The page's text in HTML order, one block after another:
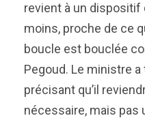
revient à un dispositif
moins, proche de ce
boucle est bouclée
Pegoud. Le ministre
précisant qu’il
nécessaire, mais pas